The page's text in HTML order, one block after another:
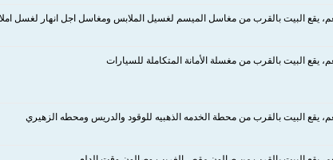
يقع البيت بالقرب من مغاسل الميسم لغسيل الملابس ومغاسل اجل انهار لغسل
يقع البيت بالقرب من مغسلة الأمانة المتكاملة للسيارات
يقع البيت بالقرب من محطة الخدمه الذهبيه للوقود والدريس ومحطه الزهيري